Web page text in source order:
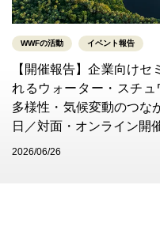
WWFの活動 イベント報告
【開催報告】企業向け
れるウォーター・スチ
多様性・気候変動のつな
日／対面・オンライン開
2026/06/26